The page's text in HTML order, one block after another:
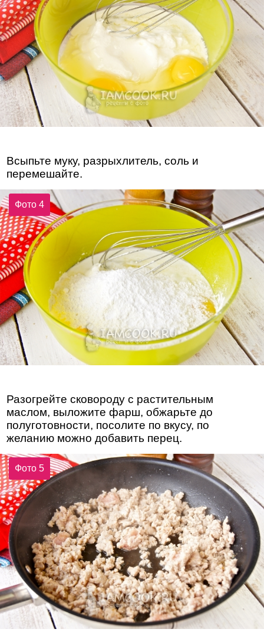
Всыпьте муку, разрыхлитель, соль и
перемешайте.
Фото 4
Разогрейте сковороду с растительным
маслом, выложите фарш, обжарьте до
полуготовности, посолите по вкусу, по
желанию можно добавить перец.
Фото 5